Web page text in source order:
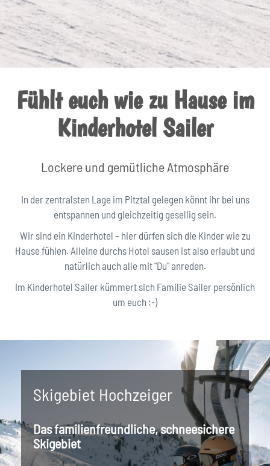
Fühlt euch wie zu Hause im
Kinderhotel Sailer
Lockere und gemütliche Atmosphäre
In der zentralsten Lage im Pitztal gelegen könnt ihr bei uns
entspannen und gleichzeitig gesellig sein.
Wir sind ein Kinderhotel – hier dürfen sich die Kinder wie zu
Hause fühlen. Alleine durchs Hotel sausen ist also erlaubt und
natürlich auch alle mit "Du" anreden.
Im Kinderhotel Sailer kümmert sich Familie Sailer persönlich
um euch :-)
Skigebiet Hochzeiger
Das familienfreundliche, schneesichere
Skigebiet